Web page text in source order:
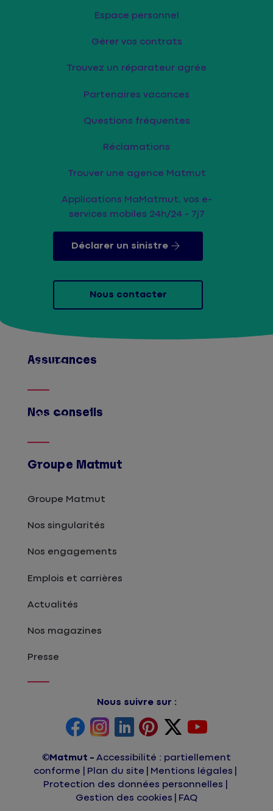
Espace personnel
Gérer vos contrats
Trouvez un réparateur agrée
Partenaires vacances
Questions fréquentes
Réclamations
Trouver une agence Matmut
Applications MaMatmut, vos e-
services mobiles 24h/24 - 7j7
Déclarer un sinistre
Nous contacter
Assurances
Afficher
Nos conseils
Afficher
Groupe Matmut
Groupe Matmut
Nos singularités
Nos engagements
Emplois et carrières
Actualités
Nos magazines
Presse
Nous suivre sur :
©Matmut
Accessibilité : partiellement
conforme
Plan du site
Mentions légales
Protection des données personnelles
Gestion des cookies
FAQ